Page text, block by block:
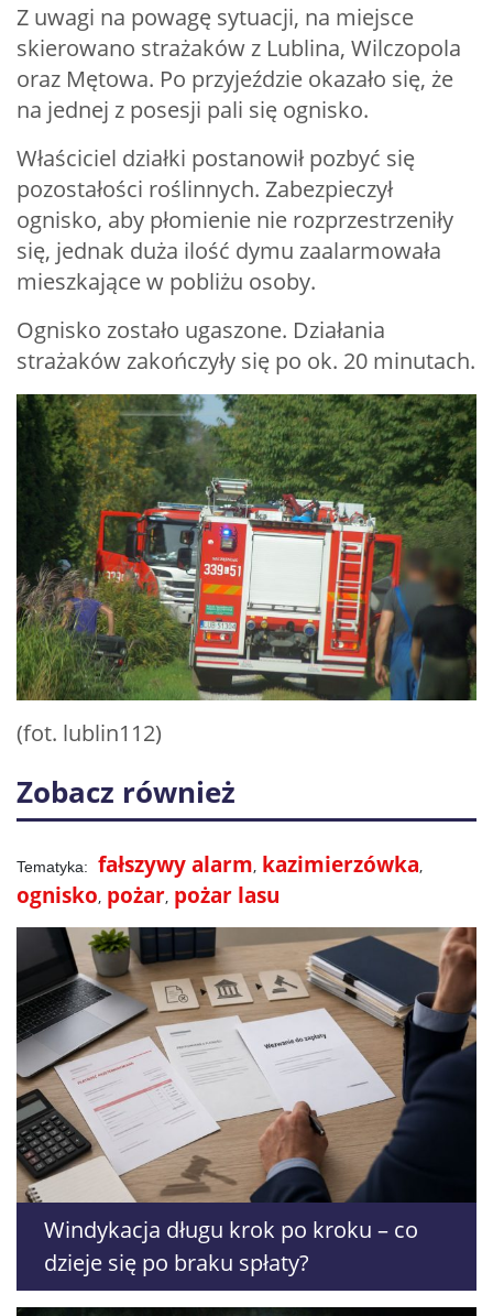
Z uwagi na powagę sytuacji, na miejsce
skierowano strażaków z Lublina, Wilczopola
oraz Mętowa. Po przyjeździe okazało się, że
na jednej z posesji pali się ognisko.
Właściciel działki postanowił pozbyć się
pozostałości roślinnych. Zabezpieczył
ognisko, aby płomienie nie rozprzestrzeniły
się, jednak duża ilość dymu zaalarmowała
mieszkające w pobliżu osoby.
Ognisko zostało ugaszone. Działania
strażaków zakończyły się po ok. 20 minutach.
(fot. lublin112)
Zobacz również
fałszywy alarm kazimierzówka
ognisko pożar pożar lasu
Windykacja długu krok po kroku – co
dzieje się po braku spłaty?